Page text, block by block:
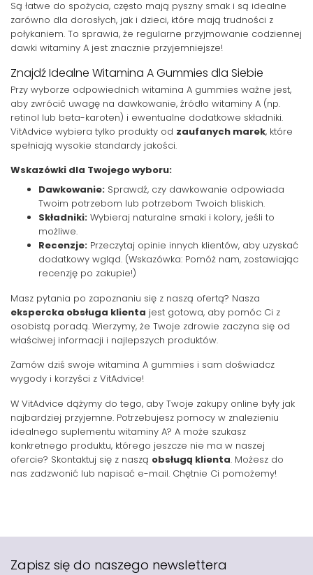
Są łatwe do spożycia, często mają pyszny smak i są idealne
zarówno dla dorosłych, jak i dzieci, które mają trudności z
połykaniem. To sprawia, że regularne przyjmowanie codziennej
dawki witaminy A jest znacznie przyjemniejsze!
Znajdź Idealne Witamina A Gummies dla Siebie
Przy wyborze odpowiednich witamina A gummies ważne jest,
aby zwrócić uwagę na dawkowanie, źródło witaminy A (np.
retinol lub beta-karoten) i ewentualne dodatkowe składniki.
VitAdvice wybiera tylko produkty od zaufanych marek, które
spełniają wysokie standardy jakości.
Wskazówki dla Twojego wyboru:
Dawkowanie: Sprawdź, czy dawkowanie odpowiada
Twoim potrzebom lub potrzebom Twoich bliskich.
Składniki: Wybieraj naturalne smaki i kolory, jeśli to
możliwe.
Recenzje: Przeczytaj opinie innych klientów, aby uzyskać
dodatkowy wgląd. (Wskazówka: Pomóż nam, zostawiając
recenzję po zakupie!)
Masz pytania po zapoznaniu się z naszą ofertą? Nasza
ekspercka obsługa klienta jest gotowa, aby pomóc Ci z
osobistą poradą. Wierzymy, że Twoje zdrowie zaczyna się od
właściwej informacji i najlepszych produktów.
Zamów dziś swoje witamina A gummies i sam doświadcz
wygody i korzyści z VitAdvice!
W VitAdvice dążymy do tego, aby Twoje zakupy online były jak
najbardziej przyjemne. Potrzebujesz pomocy w znalezieniu
idealnego suplementu witaminy A? A może szukasz
konkretnego produktu, którego jeszcze nie ma w naszej
ofercie? Skontaktuj się z naszą obsługą klienta. Możesz do
nas zadzwonić lub napisać e-mail. Chętnie Ci pomożemy!
Zapisz się do naszego newslettera